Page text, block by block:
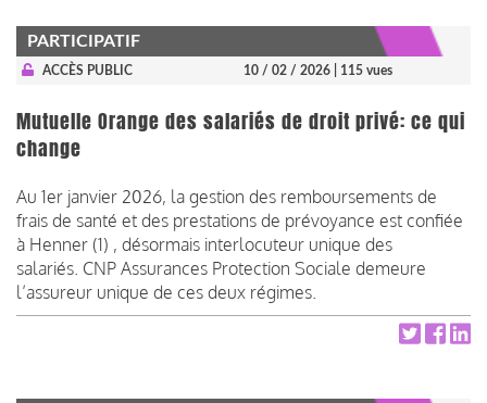
PARTICIPATIF
ACCÈS PUBLIC 10 / 02 / 2026 | 115 vues
Mutuelle Orange des salariés de droit privé: ce qui
change
Au 1er janvier 2026, la gestion des remboursements de
frais de santé et des prestations de prévoyance est confiée
à Henner (1) , désormais interlocuteur unique des
salariés. CNP Assurances Protection Sociale demeure
l’assureur unique de ces deux régimes.